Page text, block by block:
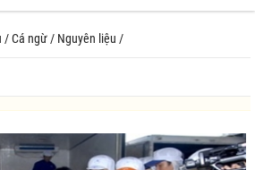
/Cá ngừ / Nguyên liệu /